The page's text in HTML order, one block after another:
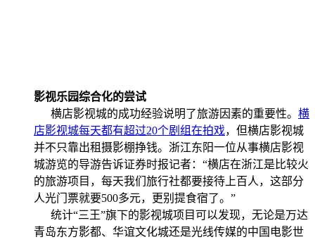
影视乐园综合化的尝试
横店影视城的成功经验说明了旅游因素的重要性。 横
店影视城每天都有超过20个剧组在拍戏，但横店影视城
并不只靠出租摄影棚挣钱。浙江东阳一位从事横店影视
城游览的导游告诉证券时报记者：“横店在浙江是比较火
的旅游项目，每天我们旅行社都要接待上百人，这部分
人光门票就要500多元，更别提食宿了。”
统计“三王”旗下的影视城项目可以发现，无论是万达
青岛东方影都、华谊文化城还是光线传媒的中国电影世